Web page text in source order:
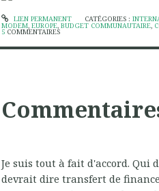
LIEN PERMANENT CATÉGORIES :
MODEM, EUROPE, BUDGET COMMUNAUTAIRE,
5 COMMENTAIRES
Je suis tout à fait d'accord. Qui
devrait dire transfert de